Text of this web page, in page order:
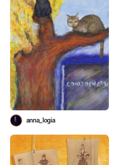
anna_logia